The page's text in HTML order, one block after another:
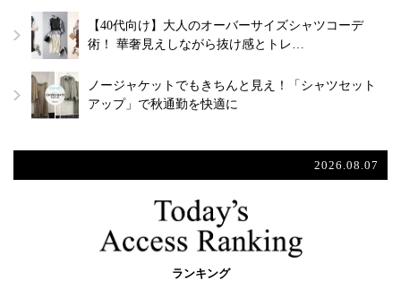
【40代向け】大人のオーバーサイズシャツコーデ
術！ 華奢見えしながら抜け感とトレ…
ノージャケットでもきちんと見え！「シャツセット
アップ」で秋通勤を快適に
2026.08.07
ランキング